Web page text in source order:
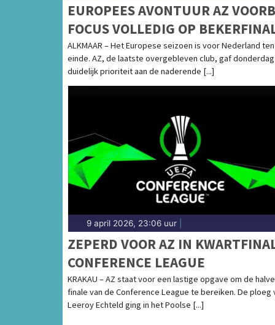
EUROPEES AVONTUUR AZ
FOCUS VOLLEDIG OP
ALKMAAR – Het Europese seizoen is voor Nederland ten
einde. AZ, de laatste overgebleven club, gaf donderdag
duidelijk prioriteit aan de naderende [...]
9 april 2026, 23:06 uur
ZEPERD VOOR AZ IN
CONFERENCE LEAGUE
KRAKAU – AZ staat voor een lastige opgave om de halve
finale van de Conference League te bereiken. De ploeg
Leeroy Echteld ging in het Poolse [...]